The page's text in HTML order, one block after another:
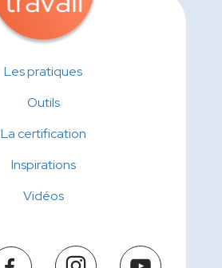
Les pratiques
Outils
La certification
Inspirations
Vidéos